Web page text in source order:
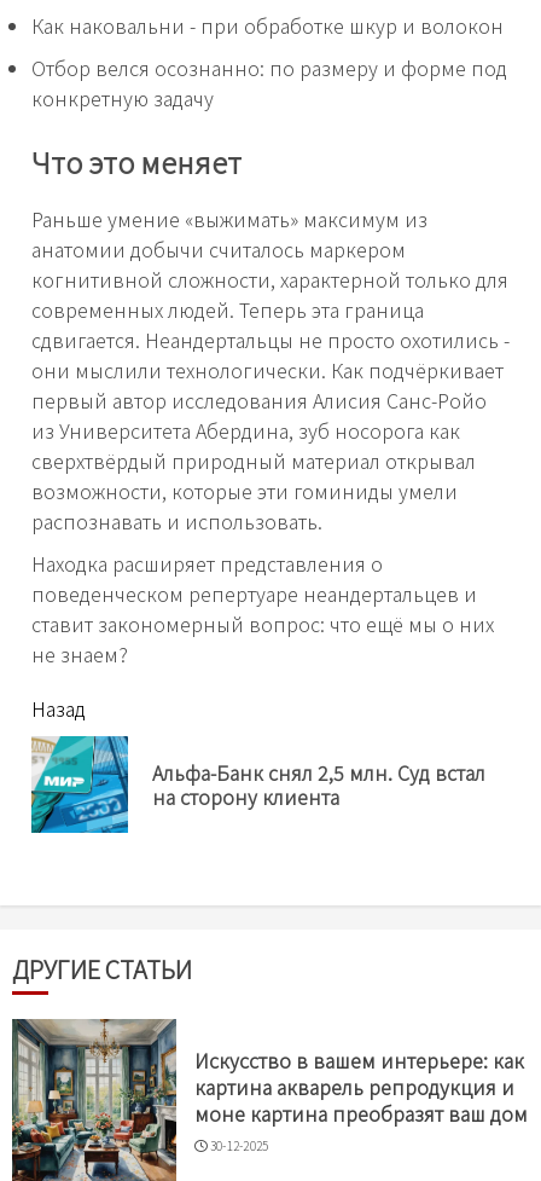
Как наковальни - при обработке шкур и волокон
Отбор велся осознанно: по размеру и форме под
конкретную задачу
Что это меняет
Раньше умение «выжимать» максимум из
анатомии добычи считалось маркером
когнитивной сложности, характерной только для
современных людей. Теперь эта граница
сдвигается. Неандертальцы не просто охотились -
они мыслили технологически. Как подчёркивает
первый автор исследования Алисия Санс-Ройо
из Университета Абердина, зуб носорога как
сверхтвёрдый природный материал открывал
возможности, которые эти гоминиды умели
распознавать и использовать.
Находка расширяет представления о
поведенческом репертуаре неандертальцев и
ставит закономерный вопрос: что ещё мы о них
не знаем?
читать
еще
Назад
Альфа-Банк снял 2,5 млн. Суд встал
на сторону клиента
ДРУГИЕ СТАТЬИ
Искусство в вашем интерьере: как
картина акварель репродукция и
моне картина преобразят ваш дом
30-12-2025